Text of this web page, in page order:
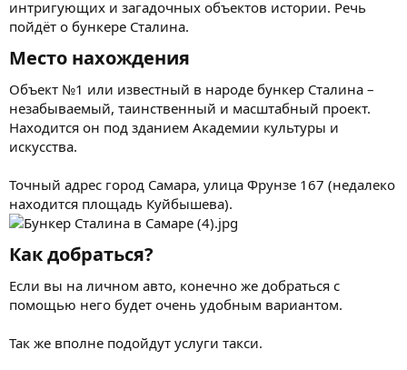
интригующих и загадочных объектов истории. Речь
пойдёт о бункере Сталина.
Место нахождения​
Объект №1 или известный в народе бункер Сталина –
незабываемый, таинственный и масштабный проект.
Находится он под зданием Академии культуры и
искусства.
Точный адрес город Самара, улица Фрунзе 167 (недалеко
находится площадь Куйбышева).
Как добраться?​
Если вы на личном авто, конечно же добраться с
помощью него будет очень удобным вариантом.
Так же вполне подойдут услуги такси.